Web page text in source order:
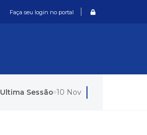
Faça seu login no portal
Última Sessão 10 Nov